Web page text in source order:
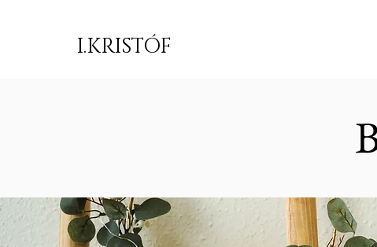
I.KRISTÓF